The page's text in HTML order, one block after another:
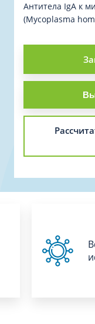
Антитела IgА к
(Mycoplasma